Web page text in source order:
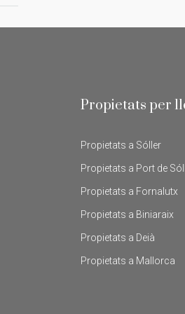
Propietats per
Propietats a Sóller
Propietats a Port de
Propietats a Fornalutx
Propietats a Biniaraix
Propietats a Deià
Propietats a Mallorca